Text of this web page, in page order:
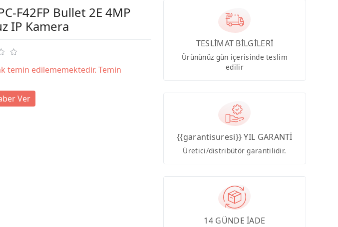
F42FP Bullet 2E 4MP
IP Kamera
temin edilememektedir. Temin
Ver
TESLİMAT BİLGİLERİ
Ürününüz gün içerisinde teslim
edilir
{{garantisuresi}} YIL GARANTİ
Üretici/distribütör garantilidir.
14 GÜNDE İADE